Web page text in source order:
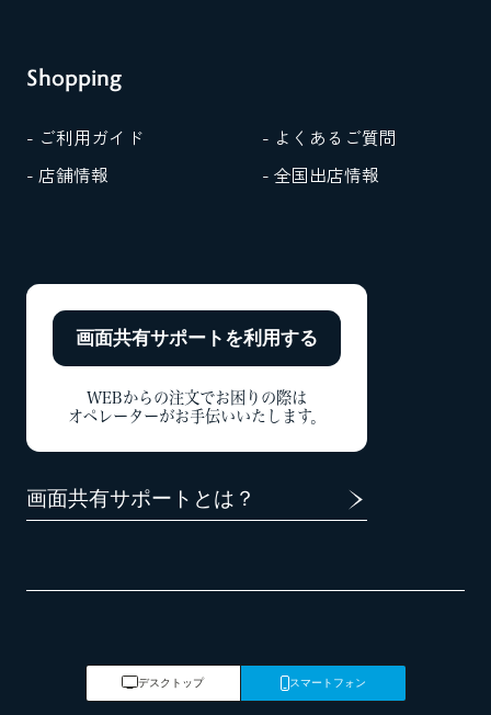
Shopping
- ご利用ガイド
- よくあるご質問
- 店舗情報
- 全国出店情報
画面共有サポートを利用する
WEBからの注文でお困りの際は
オペレーターがお手伝いいたします。
画面共有サポートとは？
デスクトップ スマートフォン